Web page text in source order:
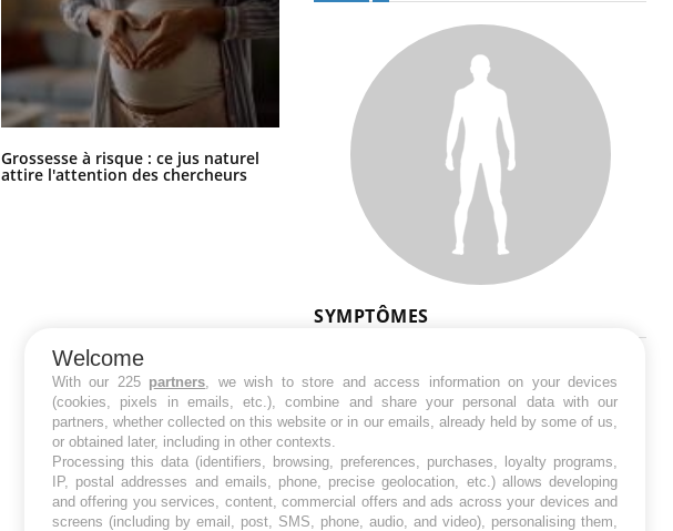
Grossesse à risque : ce jus naturel
attire l'attention des chercheurs
Comment oublier les écrans en
vacances ?
SYMPTÔMES
des métatarsalgies à 90 %
liées à problème d’appui
Mauvaise haleine : il faut
améliorer l’hygiène
bucco-dentaire
Welcome
With our 225 partners, we wish to store and access information on your devices
(cookies, pixels in emails, etc.), combine and share your personal data with our
partners, whether collected on this website or in our emails, already held by some of us,
or obtained later, including in other contexts.
Processing this data (identifiers, browsing, preferences, purchases, loyalty programs,
IP, postal addresses and emails, phone, precise geolocation, etc.) allows developing
and offering you services, content, commercial offers and ads across your devices and
screens (including by email, post, SMS, phone, audio, and video), personalising them,